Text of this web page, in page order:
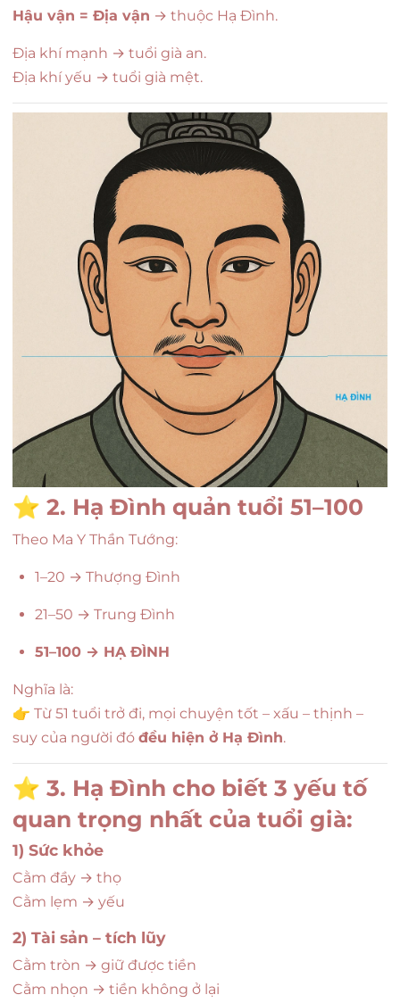
Hậu vận = Địa vận → thuộc Hạ Đình.
Địa khí mạnh → tuổi già an.
Địa khí yếu → tuổi già mệt.
⭐ 2. Hạ Đình quản tuổi 51–100
Theo Ma Y Thần Tướng:
1–20 → Thượng Đình
21–50 → Trung Đình
51–100 → HẠ ĐÌNH
Nghĩa là:
👉 Từ 51 tuổi trở đi, mọi chuyện tốt – xấu – thịnh –
suy của người đó đều hiện ở Hạ Đình.
⭐ 3. Hạ Đình cho biết 3 yếu tố
quan trọng nhất của tuổi già:
1) Sức khỏe
Cằm đầy → thọ
Cằm lẹm → yếu
2) Tài sản – tích lũy
Cằm tròn → giữ được tiền
Cằm nhọn → tiền không ở lại